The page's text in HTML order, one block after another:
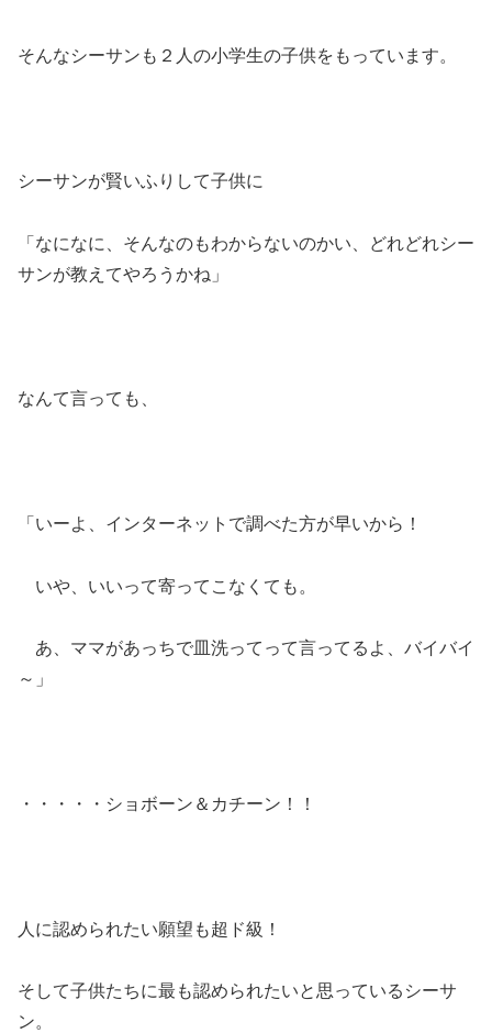
そんなシーサンも２人の小学生の子供をもっています。
シーサンが賢いふりして子供に
「なになに、そんなのもわからないのかい、どれどれシー
サンが教えてやろうかね」
なんて言っても、
「いーよ、インターネットで調べた方が早いから！
いや、いいって寄ってこなくても。
あ、ママがあっちで皿洗ってって言ってるよ、バイバイ
～」
・・・・・ショボーン＆カチーン！！
人に認められたい願望も超ド級！
そして子供たちに最も認められたいと思っているシーサ
ン。